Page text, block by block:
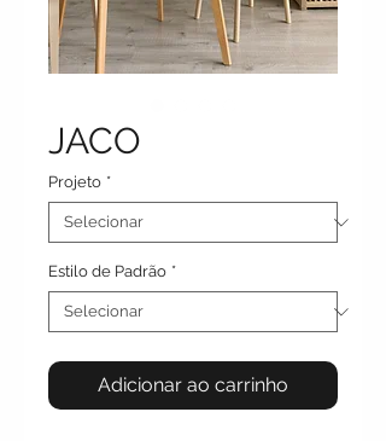
JACO
Projeto *
Estilo de Padrão *
Adicionar ao carrinho